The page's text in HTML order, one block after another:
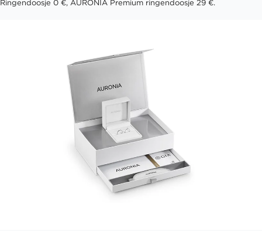
Ringendoosje 0 €, AURONIA Premium ringendoosje 29 €.